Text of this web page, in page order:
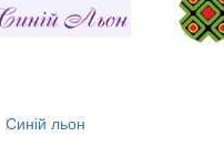
Синій льон